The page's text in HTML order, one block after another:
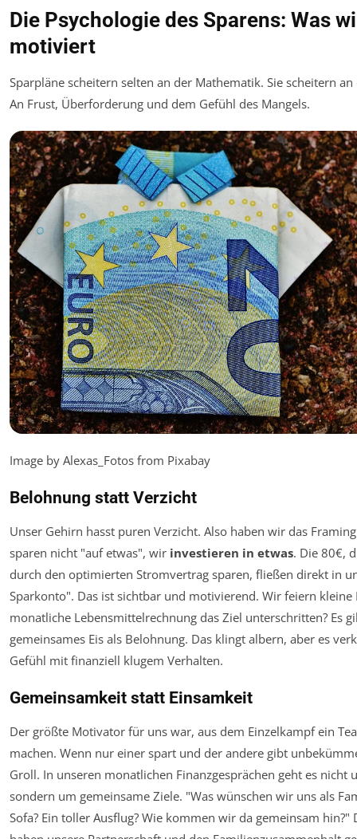
Die Psychologie des Sparens: Was
motiviert
Sparpläne scheitern selten an der Mathematik. Sie scheitern
An Frust, Überforderung und dem Gefühl des Mangels.
Image by Alexas_Fotos from Pixabay
Belohnung statt Verzicht
Unser Gehirn hasst puren Verzicht. Also haben wir das
sparen nicht "auf etwas", wir investieren in etwas. Die 80€,
durch den optimierten Stromvertrag sparen, fließen direkt in
Sparkonto". Das ist sichtbar und motivierend. Wir feiern kleine
monatliche Lebensmittelrechnung das Ziel unterschritten? Es
gemeinsames Eis als Belohnung. Das klingt albern, aber es
Gefühl mit finanziell klugem Verhalten.
Gemeinsamkeit statt Einsamkeit
Der größte Motivator für uns war, aus dem Einzelkampf ein
machen. Wenn nur einer spart und der andere gibt
Groll. In unseren monatlichen Finanzgesprächen geht es nicht
sondern um gemeinsame Ziele. "Was wünschen wir uns als
Sofa? Ein toller Ausflug? Wie kommen wir da gemeinsam hin?"